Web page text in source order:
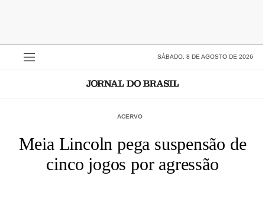
SÁBADO, 8 DE AGOSTO DE 2026
ACERVO
Meia Lincoln pega suspensão de
cinco jogos por agressão